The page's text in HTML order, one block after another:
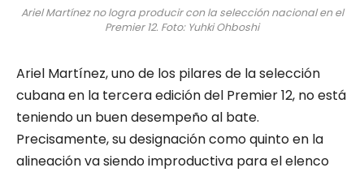
Ariel Martínez no logra producir con la selección nacional en el
Premier 12. Foto: Yuhki Ohboshi
Ariel Martínez, uno de los pilares de la selección
cubana en la tercera edición del Premier 12, no está
teniendo un buen desempeño al bate.
Precisamente, su designación como quinto en la
alineación va siendo improductiva para el elenco